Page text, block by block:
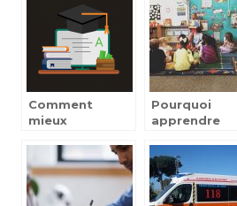
cette nouvelle
aventure?
Comment
mieux
lorsqu’on
choisit la
formation en
ligne?
Pourquoi
apprendre
2021 ?